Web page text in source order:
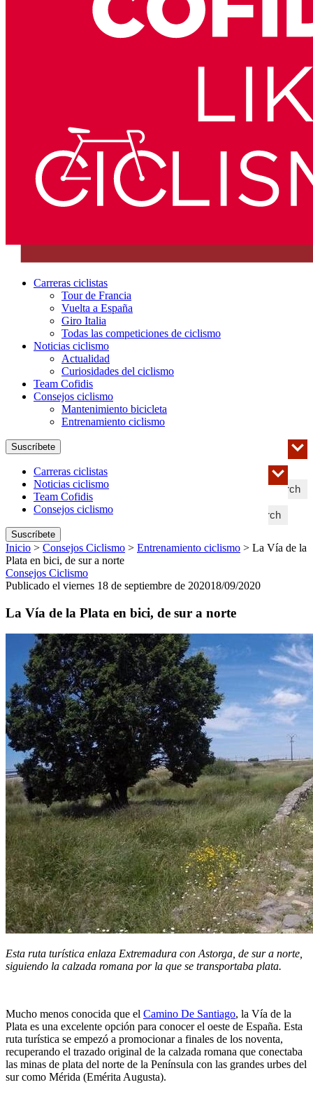
Carreras ciclistas
Tour de Francia
Vuelta a España
Giro Italia
Todas las competiciones de ciclismo
Noticias ciclismo
Actualidad
Curiosidades del ciclismo
Team Cofidis
Consejos ciclismo
Mantenimiento bicicleta
Entrenamiento ciclismo
Search
Suscríbete
Search
Carreras ciclistas
Noticias ciclismo
Team Cofidis
Consejos ciclismo
Suscríbete
Inicio > Consejos Ciclismo > Entrenamiento ciclismo > La Vía de la
Plata en bici, de sur a norte
Consejos Ciclismo
Publicado el viernes 18 de septiembre de 202018/09/2020
La Vía de la Plata en bici, de sur a norte
Esta ruta turística enlaza Extremadura con Astorga, de sur a norte,
siguiendo la calzada romana por la que se transportaba plata.
Mucho menos conocida que el Camino De Santiago, la Vía de la
Plata es una excelente opción para conocer el oeste de España. Esta
ruta turística se empezó a promocionar a finales de los noventa,
recuperando el trazado original de la calzada romana que conectaba
las minas de plata del norte de la Península con las grandes urbes del
sur como Mérida (Emérita Augusta).